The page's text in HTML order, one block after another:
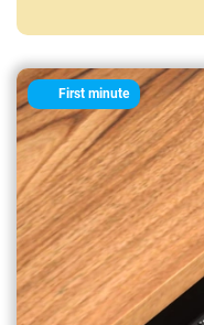
First minute